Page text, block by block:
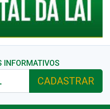
INFORMATIVOS
CADASTRAR